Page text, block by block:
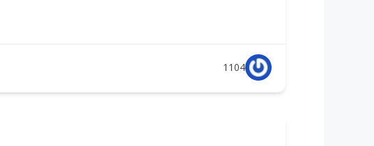
1104